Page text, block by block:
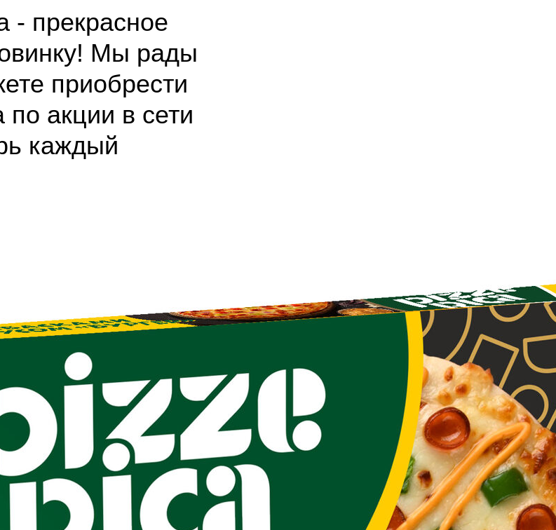
- прекрасное
Мы рады
приобрести
акции в сети
каждый